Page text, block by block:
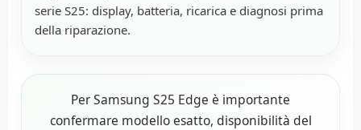
serie S25: display, batteria, ricarica e diagnosi prima
della riparazione.
Per Samsung S25 Edge è importante
confermare modello esatto, disponibilità del